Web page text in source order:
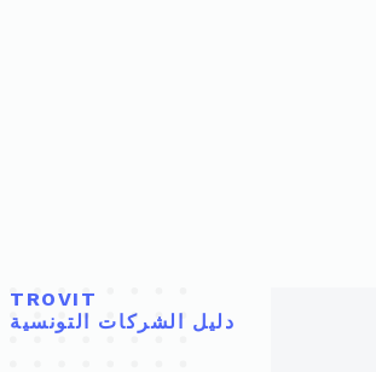
TROVIT
دليل الشركات التونسية